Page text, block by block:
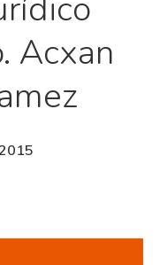
Acxan